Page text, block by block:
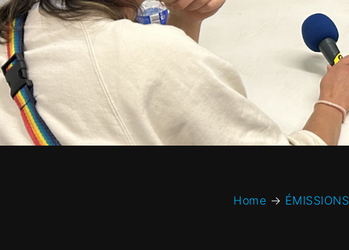
Home → ÉMISSIONS